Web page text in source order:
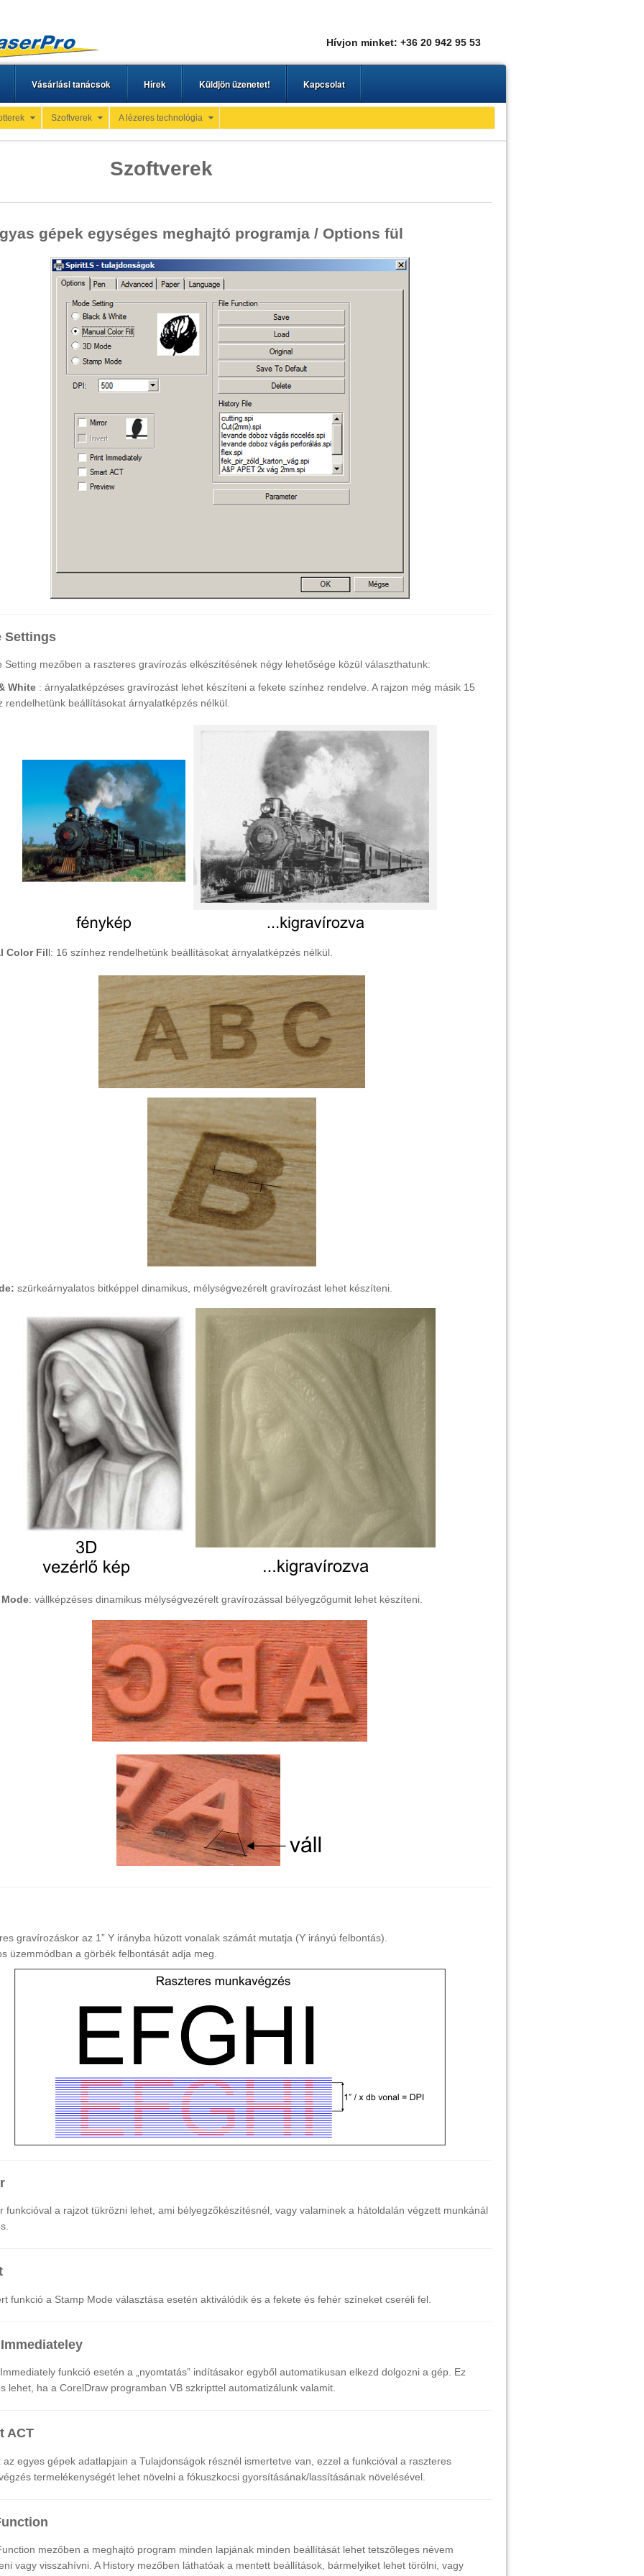
Hívjon minket: +36 20 942 95 53
Vásárlási tanácsok Hírek Küldjön üzenetet! Kapcsolat
Szoftverek A lézeres technológia
Szoftverek
gépek egységes meghajtó programja / Options fül
Settings
Setting mezőben a raszteres gravírozás elkészítésének négy lehetősége közül választhatunk:
White : árnyalatképzéses gravírozást lehet készíteni a fekete színhez rendelve. A rajzon még másik 15
rendelhetünk beállításokat árnyalatképzés nélkül.
Color Fill: 16 színhez rendelhetünk beállításokat árnyalatképzés nélkül.
szürkeárnyalatos bitképpel dinamikus, mélységvezérelt gravírozást lehet készíteni.
: vállképzéses dinamikus mélységvezérelt gravírozással bélyegzőgumit lehet készíteni.
gravírozáskor az 1” Y irányba húzott vonalak számát mutatja (Y irányú felbontás).
üzemmódban a görbék felbontását adja meg.
funkcióval a rajzot tükrözni lehet, ami bélyegzőkészítésnél, vagy valaminek a hátoldalán végzett munkánál
funkció a Stamp Mode választása esetén aktiválódik és a fekete és fehér színeket cseréli fel.
funkció esetén a „nyomtatás” indításakor egyből automatikusan elkezd dolgozni a gép. Ez
lehet, ha a CorelDraw programban VB szkripttel automatizálunk valamit.
ACT
az egyes gépek adatlapjain a Tulajdonságok résznél ismertetve van, ezzel a funkcióval a raszteres
termelékenységét lehet növelni a fókuszkocsi gyorsításának/lassításának növelésével.
mezőben a meghajtó program minden lapjának minden beállítását lehet tetszőleges névem
vagy visszahívni. A History mezőben láthatóak a mentett beállítások, bármelyiket lehet törölni, vagy